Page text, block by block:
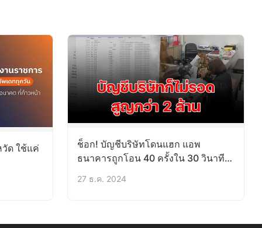
ด ใช้แค่
ช็อก! บัญชีบริษัทโดนแฮก แอพ
ธนาคารถูกโอน 40 ครั้งใน 30 วินาที
27 ธ.ค. 2024